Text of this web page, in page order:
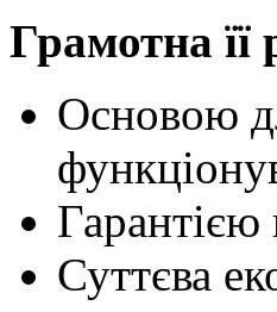
Грамотна її
Основою
Гарантією
Суттєва